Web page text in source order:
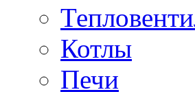
Котлы
Печи